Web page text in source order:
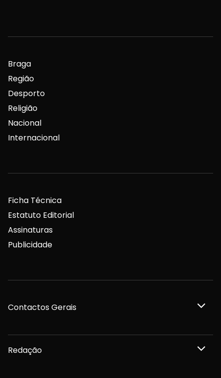
Braga
Região
Desporto
Religião
Nacional
Internacional
Ficha Técnica
Estatuto Editorial
Assinaturas
Publicidade
Contactos Gerais
Redação